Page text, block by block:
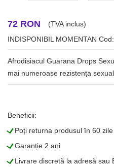
72 RON
(TVA inclus)
INDISPONIBIL MOMENTAN
Afrodisiacul Guarana Drops
mai numeroase rezistența
Beneficii:
LPoți returna produsul în 60 zile
LGaranție 2 ani
LLivrare discretă la adresă sau